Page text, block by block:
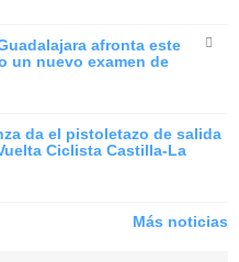
afronta este
un nuevo examen de
da el pistoletazo de salida
Ciclista Castilla-La
Más noticias